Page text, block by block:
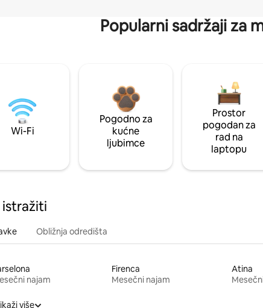
Popularni sadržaji za
Wi-Fi
Pogodno za
kućne
ljubimce
Prostor
pogodan za
rad na
laptopu
Obližnja odredišta
najam
Firenca
Mesečni najam
Atina
više